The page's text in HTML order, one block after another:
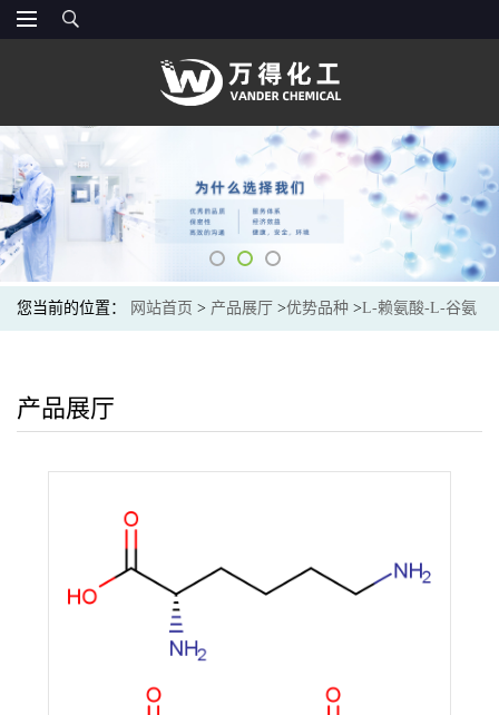
您当前的位置： 网站首页 > 产品展厅 >优势品种 >L-赖氨酸-L-谷氨
产品展厅